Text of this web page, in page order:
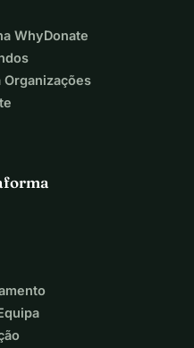
WhyDonate
Organizações